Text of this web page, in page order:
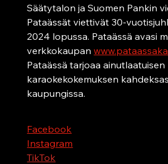
Säätytalon ja Suomen Pankin
Pataässät viettivät 30-
2024 lopussa. Pataässä avasi
verkkokaupan
Pataässä tarjoaa ainutlaatuisen
karaokekokemuksen
kaupungissa.
Facebook
Instagram
TikTok